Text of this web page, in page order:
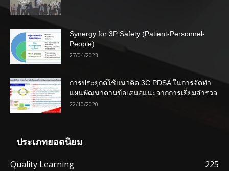
Synergy for 3P Safety (Patient-Personnel-
People)
27/04/2023
การประยุกต์ใช้แนวคิด 3C PDSA ในการจัดทำ
แผนพัฒนาตามข้อเสนอแนะจากการเยี่ยมสำรวจ
22/10/2020
ประเภทยอดนิยม
Quality Learning
225